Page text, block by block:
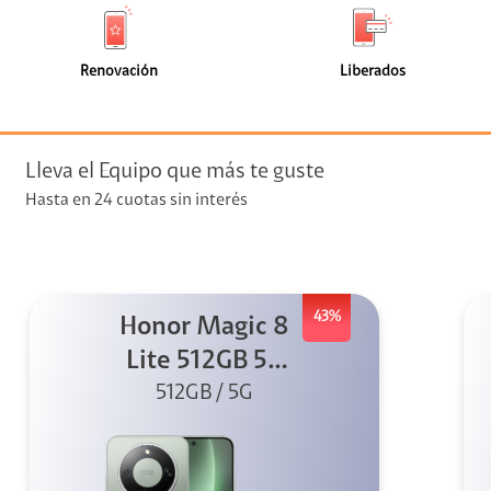
+ Telefonía
streaming
de
faceta
Renovación
(0)
faceta
Liberados
Lleva el Equipo que más te guste
Hasta en 24 cuotas sin interés
43%
Honor Magic 8
Lite 512GB 5G
Verde
512GB / 5G